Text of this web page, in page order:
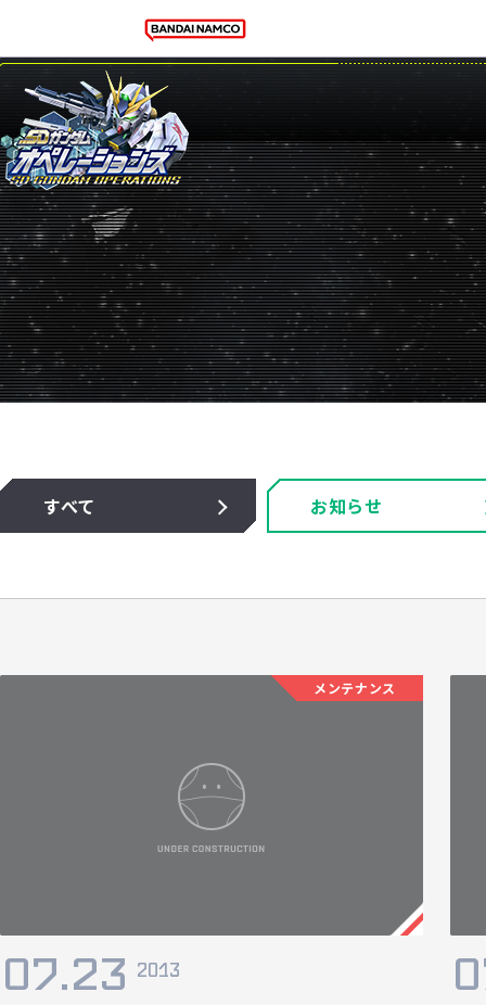
すべて お知らせ
メンテナンス
07.23 2013